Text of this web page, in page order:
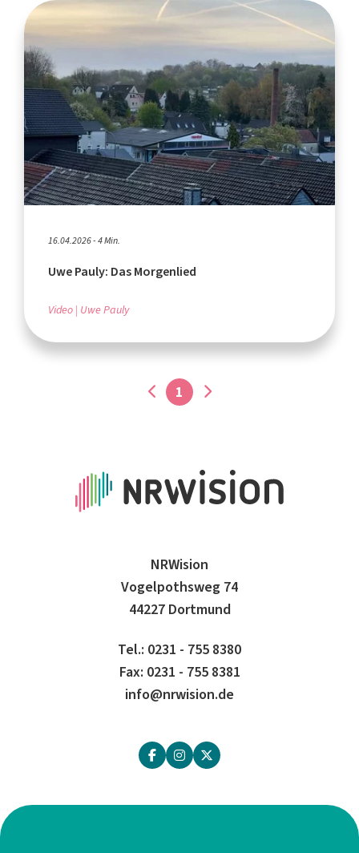
16.04.2026 - 4 Min.
Uwe Pauly: Das Morgenlied
Video Uwe Pauly
1
NRWision
Vogelpothsweg 74
44227 Dortmund
Tel.: 0231 - 755 8380
Fax: 0231 - 755 8381
info@nrwision.de